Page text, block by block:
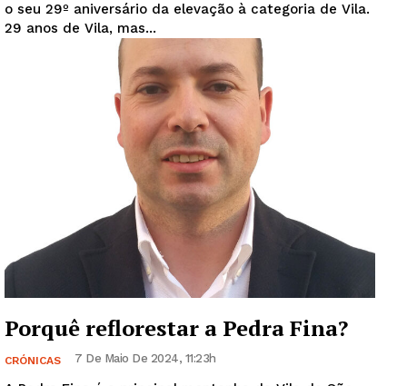
o seu 29º aniversário da elevação à categoria de Vila.
29 anos de Vila, mas...
Porquê reflorestar a Pedra Fina?
CRÓNICAS 7 De Maio De 2024, 11:23h